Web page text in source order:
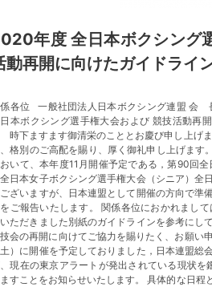
年度 全日本ボクシング
動再開に向けたガイドライ
係各位 一般社団法人日本ボクシング
本ボクシング選手権大会および 競技活動再
時下ますます御清栄のこととお慶び申し上げ
格別のご高配を賜り、厚く御礼申し上げま
いて、本年度11月開催予定である，第90回
日本女子ボクシング選手権大会（シニア）全
ざいますが、日本連盟として開催の方向で準
ご報告いたします。 関係各位におかれまし
ただきました別紙のガイドラインを参考にし
会の再開に向けてご協力を賜りたく、お願
）に開催を予定しておりました，日本連盟総
現在の東京アラートが発出されている現状
すことをお知らせいたします。 具体的な日程